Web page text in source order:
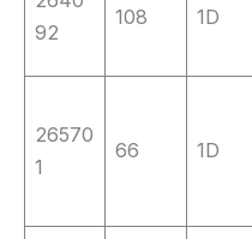
92
108 1D
26570
1
66 1D